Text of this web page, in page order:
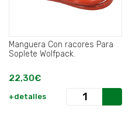
Manguera Con racores Para
Soplete Wolfpack.
22,30€
+detalles